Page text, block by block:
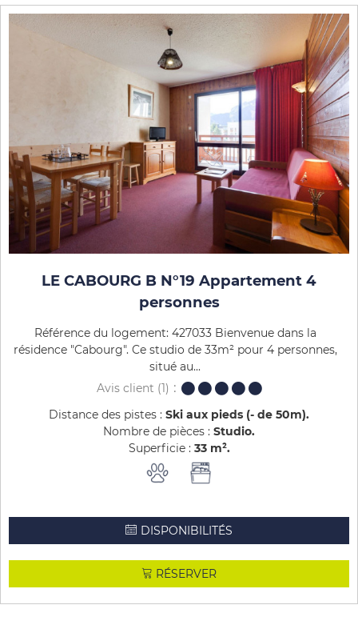
LE CABOURG B N°19 Appartement 4
personnes
Référence du logement: 427033 Bienvenue dans la
résidence "Cabourg". Ce studio de 33m² pour 4 personnes,
situé au...
Avis client (1)
Distance des pistes : Ski aux pieds (- de 50m)
Nombre de pièces : Studio
Superficie : 33 m²
DISPONIBILITÉS
RÉSERVER